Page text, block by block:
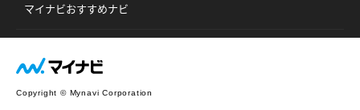
マイナビおすすめナビ
Copyright © Mynavi Corporation